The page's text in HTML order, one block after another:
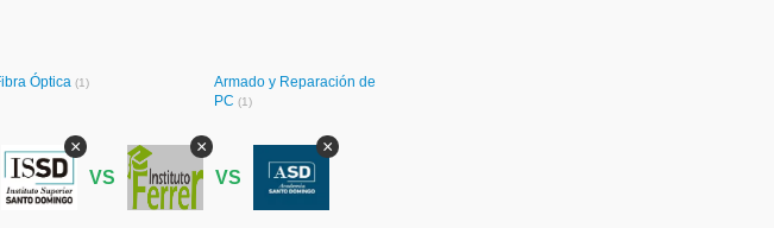
Óptica (1)
Armado y Reparación de
PC (1)
×
VS
×
VS
×